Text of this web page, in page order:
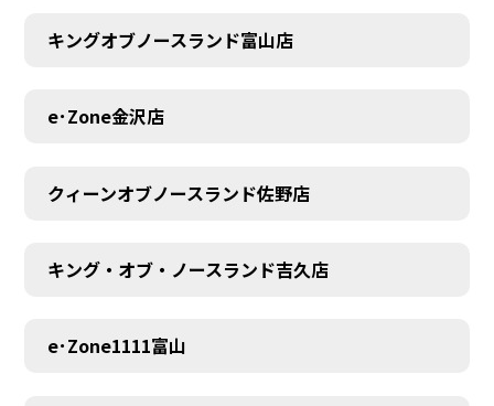
MEMBER
キングオブノースランド富山店
e･Zone金沢店
クィーンオブノースランド佐野店
キング・オブ・ノースランド吉久店
e･Zone1111富山